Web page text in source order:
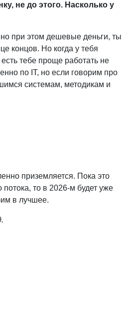
не до этого. Насколько у
при этом дешевые деньги, ты
концов. Но когда у тебя
тебе проще работать не
по IT, но если говорим про
системам, методикам и
приземляется. Пока это
то в 2026-м будет уже
в лучшее.